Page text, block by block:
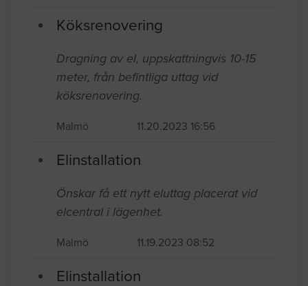
Köksrenovering
Dragning av el, uppskattningvis 10-15
meter, från befintliga uttag vid
köksrenovering.
Malmö 11.20.2023 16:56
Elinstallation
Önskar få ett nytt eluttag placerat vid
elcentral i lägenhet.
Malmö 11.19.2023 08:52
Elinstallation